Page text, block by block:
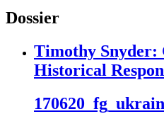
Dossier
Timothy Snyder:
Historical